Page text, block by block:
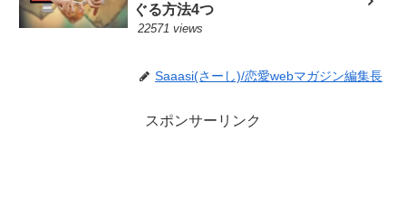
ぐる方法4つ
22571 views
Saaasi(さーし)/恋愛webマガジン編集長
スポンサーリンク